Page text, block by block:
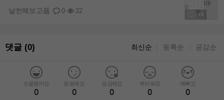
+1
0 22
날씬해보고픔
댓글 (0) 최신순 등록순 공감순
도움됐어요
0
응원해요
0
궁금해요
0
부러워요
0
예뻐요
0